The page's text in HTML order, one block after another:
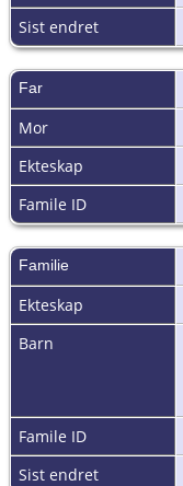
Sist endret
Far
Mor
Ekteskap
Famile ID
Familie
Ekteskap
Barn
Famile ID
Sist endret